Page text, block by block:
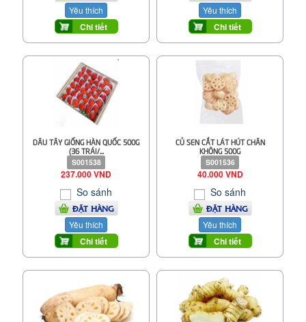
Yêu thích
Chi tiết
Yêu thích
Chi tiết
DÂU TÂY GIỐNG HÀN QUỐC 500G
(36 TRÁI/...
S001538
237.000 VND
So sánh
ĐẶT HÀNG
Yêu thích
Chi tiết
CỦ SEN CẮT LÁT HÚT CHÂN
KHÔNG 500G
S001536
40.000 VND
So sánh
ĐẶT HÀNG
Yêu thích
Chi tiết